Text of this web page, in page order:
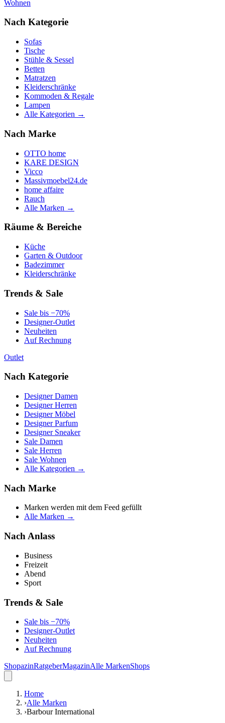
Wohnen
Nach Kategorie
Sofas
Tische
Stühle & Sessel
Betten
Matratzen
Kleiderschränke
Kommoden & Regale
Lampen
Alle Kategorien →
Nach Marke
OTTO home
KARE DESIGN
Vicco
Massivmoebel24.de
home affaire
Rauch
Alle Marken →
Räume & Bereiche
Küche
Garten & Outdoor
Badezimmer
Kleiderschränke
Trends & Sale
Sale bis −70%
Designer-Outlet
Neuheiten
Auf Rechnung
Outlet
Nach Kategorie
Designer Damen
Designer Herren
Designer Möbel
Designer Parfum
Designer Sneaker
Sale Damen
Sale Herren
Sale Wohnen
Alle Kategorien →
Nach Marke
Marken werden mit dem Feed gefüllt
Alle Marken →
Nach Anlass
Business
Freizeit
Abend
Sport
Trends & Sale
Sale bis −70%
Designer-Outlet
Neuheiten
Auf Rechnung
ShopazinRatgeberMagazinAlle MarkenShops
Home
›Alle Marken
›Barbour International